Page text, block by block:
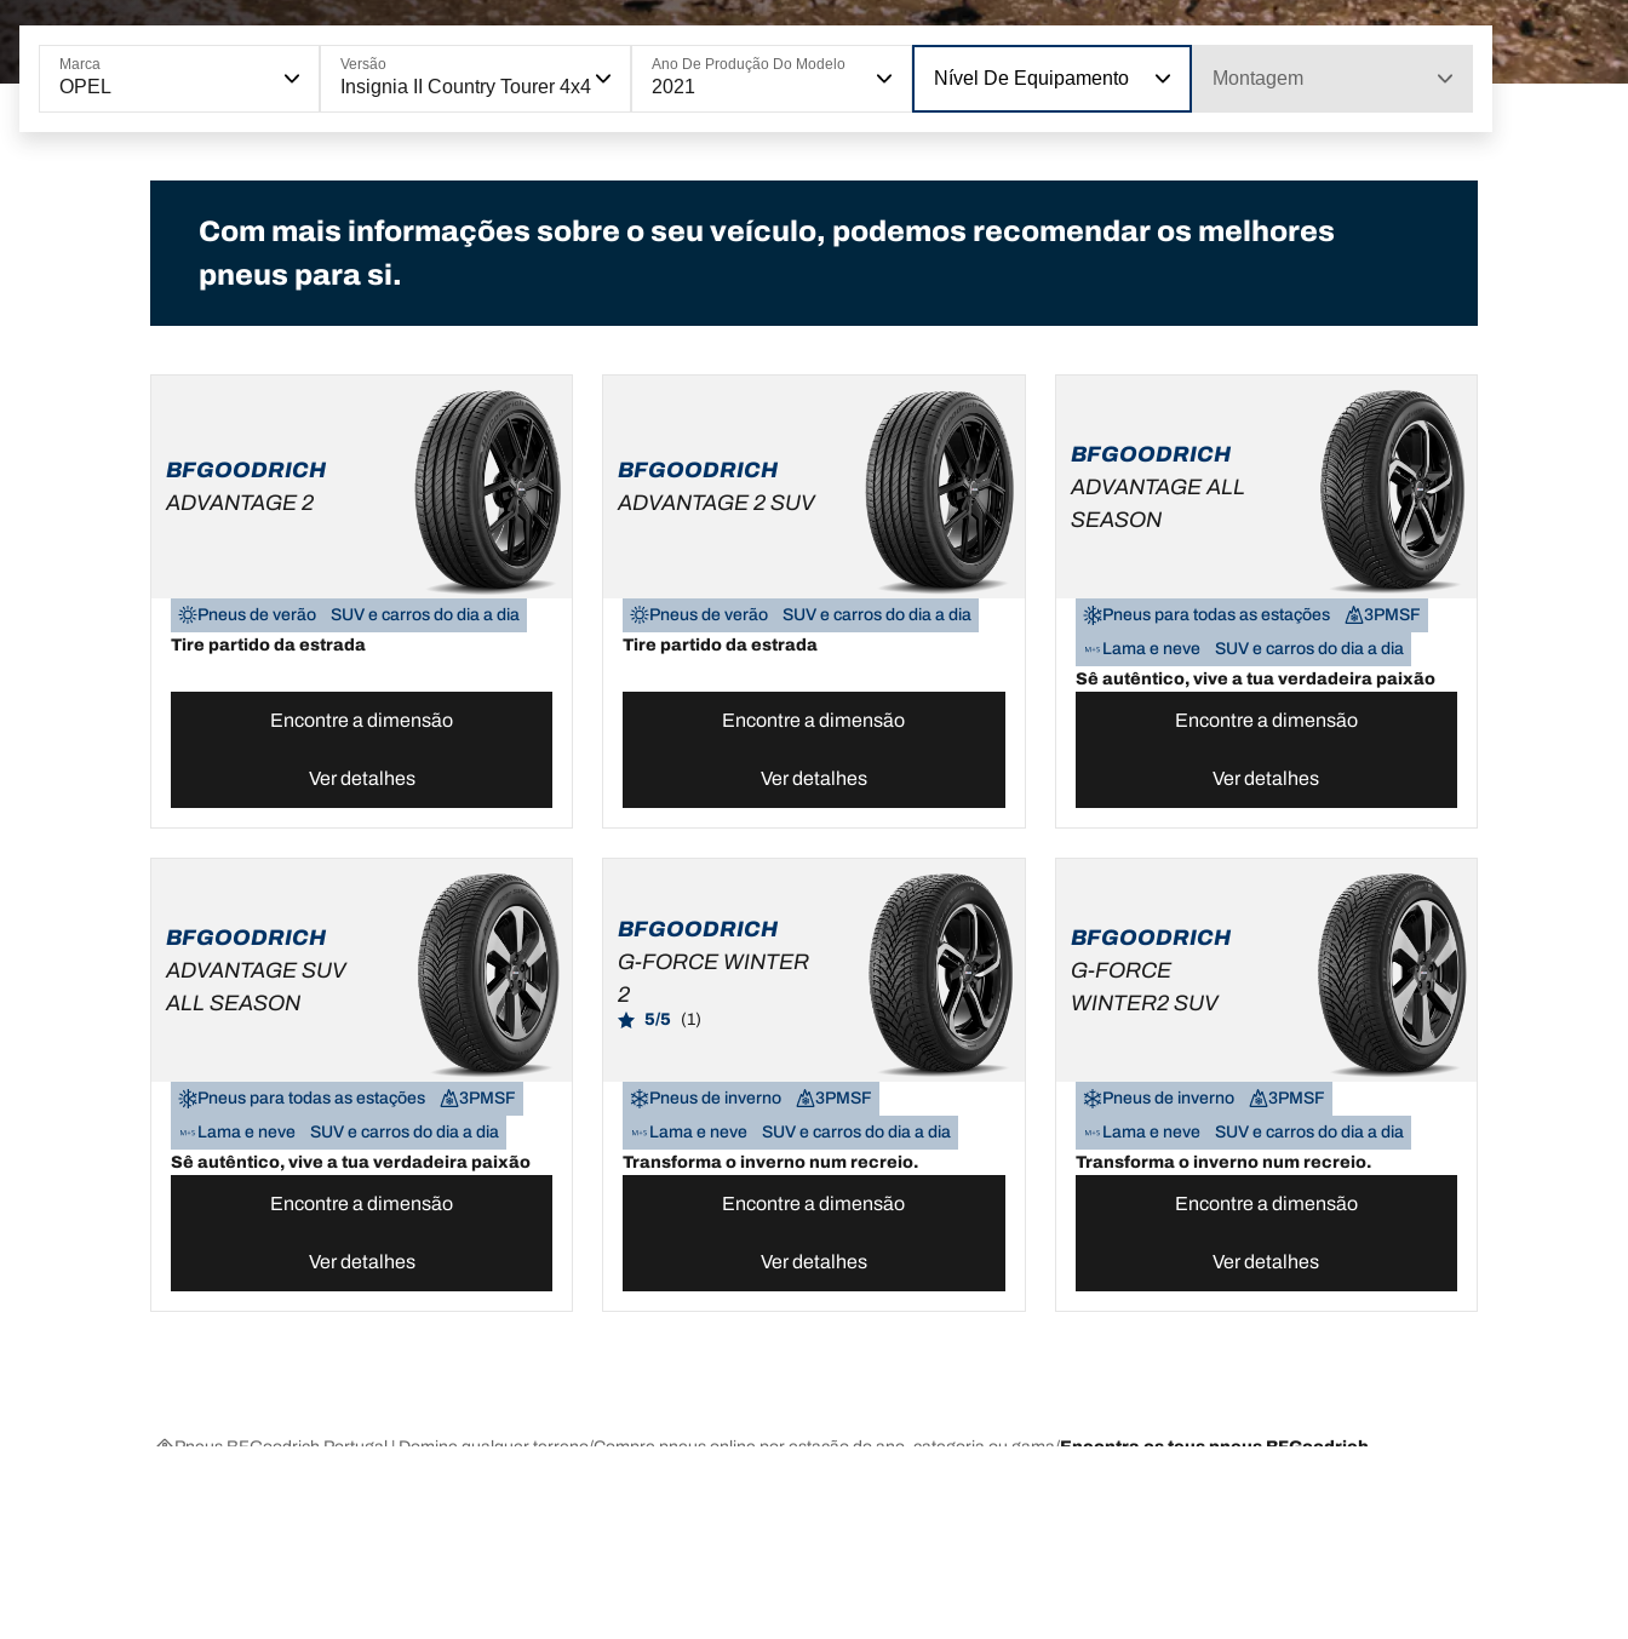
Marca
OPEL
Versão
Insignia II Country Tourer 4x4
Ano De Produção Do Modelo
2021 Nível De Equipamento Montagem
Com mais informações sobre o seu veículo, podemos recomendar os melhores
pneus para si.
BFGOODRICH
ADVANTAGE 2
Pneus de verão
SUV e carros do dia a dia
Tire partido da estrada
Encontre a dimensão
Ver detalhes
BFGOODRICH
ADVANTAGE 2 SUV
Pneus de verão
SUV e carros do dia a dia
Tire partido da estrada
Encontre a dimensão
Ver detalhes
BFGOODRICH
ADVANTAGE ALL
SEASON
Pneus para todas as estações
3PMSF
Lama e neve
SUV e carros do dia a dia
Sê autêntico, vive a tua verdadeira paixão
Encontre a dimensão
Ver detalhes
BFGOODRICH
ADVANTAGE SUV
ALL SEASON
Pneus para todas as estações
3PMSF
Lama e neve
SUV e carros do dia a dia
Sê autêntico, vive a tua verdadeira paixão
Encontre a dimensão
Ver detalhes
BFGOODRICH
G-FORCE WINTER
2
5/5 (1)
Pneus de inverno
3PMSF
Lama e neve
SUV e carros do dia a dia
Transforma o inverno num recreio.
Encontre a dimensão
Ver detalhes
BFGOODRICH
G-FORCE
WINTER2 SUV
Pneus de inverno
3PMSF
Lama e neve
SUV e carros do dia a dia
Transforma o inverno num recreio.
Encontre a dimensão
Ver detalhes
Pneus BFGoodrich Portugal | Domine qualquer terreno Compre pneus online por estação do ano, categoria ou gama Encontra os teus pneus BFGoodrich